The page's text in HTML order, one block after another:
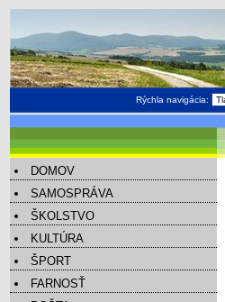
Rýchla navigácia:
DOMOV
SAMOSPRÁVA
ŠKOLSTVO
KULTÚRA
ŠPORT
FARNOSŤ